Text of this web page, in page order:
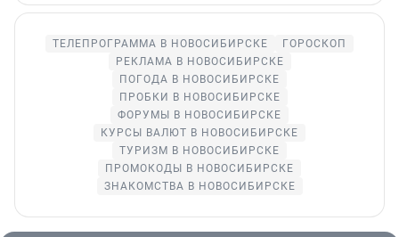
ТЕЛЕПРОГРАММА В НОВОСИБИРСКЕ
ГОРОСКОП
РЕКЛАМА В НОВОСИБИРСКЕ
ПОГОДА В НОВОСИБИРСКЕ
ПРОБКИ В НОВОСИБИРСКЕ
ФОРУМЫ В НОВОСИБИРСКЕ
КУРСЫ ВАЛЮТ В НОВОСИБИРСКЕ
ТУРИЗМ В НОВОСИБИРСКЕ
ПРОМОКОДЫ В НОВОСИБИРСКЕ
ЗНАКОМСТВА В НОВОСИБИРСКЕ